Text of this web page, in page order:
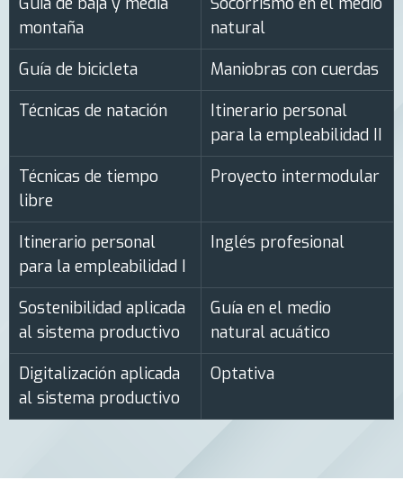
montaña
natural
Guía de bicicleta
Maniobras con cuerdas
Técnicas de natación
Itinerario personal
para la empleabilidad II
Técnicas de tiempo
libre
Proyecto intermodular
Itinerario personal
para la empleabilidad I
Inglés profesional
Sostenibilidad aplicada
al sistema productivo
Guía en el medio
natural acuático
Digitalización aplicada
al sistema productivo
Optativa